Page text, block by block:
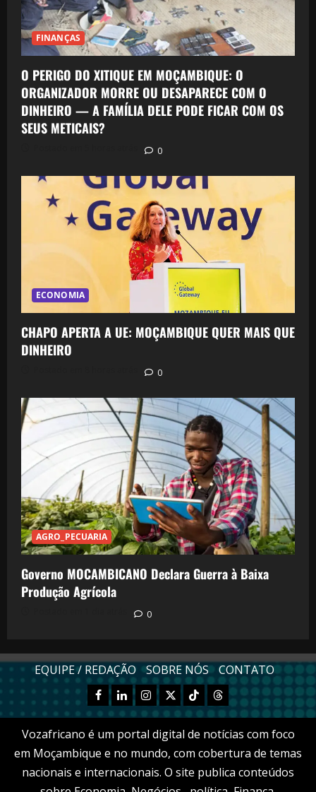
FINANÇAS
O PERIGO DO XITIQUE EM MOÇAMBIQUE: O
ORGANIZADOR MORRE OU DESAPARECE COM O
DINHEIRO — A FAMÍLIA DELE PODE FICAR COM OS
SEUS METICAIS?
0
ECONOMIA
CHAPO APERTA A UE: MOÇAMBIQUE QUER MAIS QUE
DINHEIRO
0
AGRO_PECUARIA
Governo MOCAMBICANO Declara Guerra à Baixa
Produção Agrícola
0
EQUIPE / REDAÇÃO SOBRE NÓS CONTATO
Facebook
LinkednInstagram
X TikTokThreads
Vozafricano é um portal digital de notícias com foco
em Moçambique e no mundo, com cobertura de temas
nacionais e internacionais. O site publica conteúdos